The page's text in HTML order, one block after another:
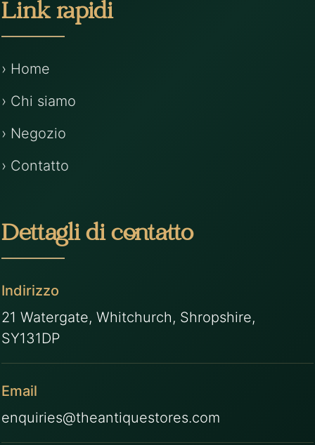
Link rapidi
› Home
› Chi siamo
› Negozio
› Contatto
Dettagli di contatto
Indirizzo
21 Watergate, Whitchurch, Shropshire,
SY131DP
Email
enquiries@theantiquestores.com